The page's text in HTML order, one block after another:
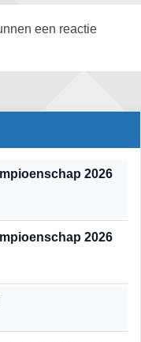
een reactie
2026
2026